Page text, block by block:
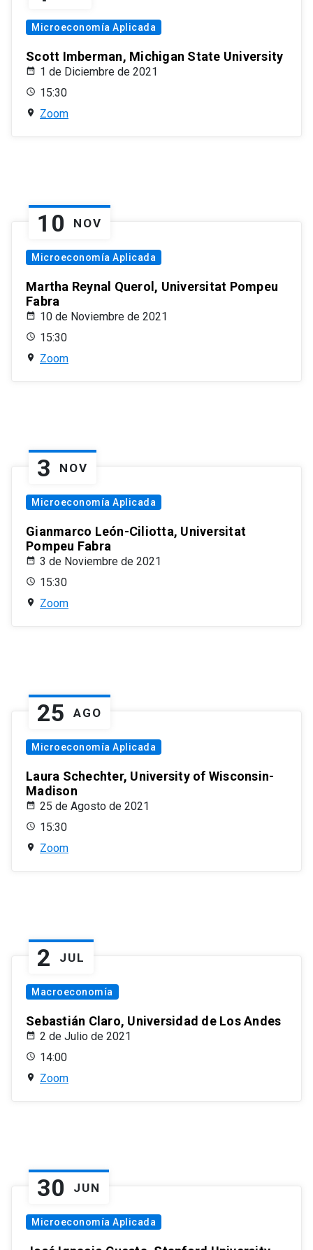
Microeconomía Aplicada
Scott Imberman, Michigan State University
1 de Diciembre de 2021
15:30
Zoom
10 NOV
Microeconomía Aplicada
Martha Reynal Querol, Universitat Pompeu
Fabra
10 de Noviembre de 2021
15:30
Zoom
3 NOV
Microeconomía Aplicada
Gianmarco León-Ciliotta, Universitat
Pompeu Fabra
3 de Noviembre de 2021
15:30
Zoom
25 AGO
Microeconomía Aplicada
Laura Schechter, University of Wisconsin-
Madison
25 de Agosto de 2021
15:30
Zoom
2 JUL
Macroeconomía
Sebastián Claro, Universidad de Los Andes
2 de Julio de 2021
14:00
Zoom
30 JUN
Microeconomía Aplicada